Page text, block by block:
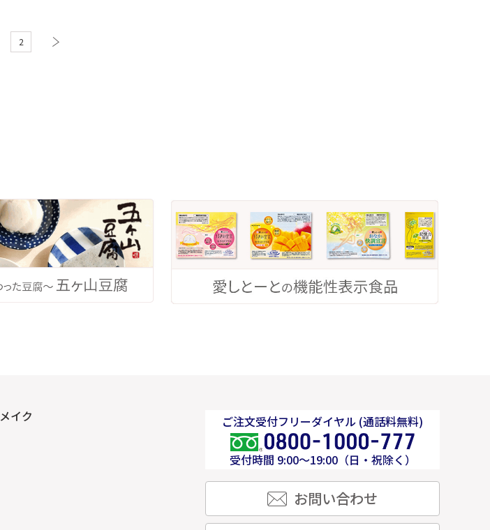
2
ご注文受付フリーダイヤル (通話料無料)
受付時間 9:00～19:00（日・祝除く）
お問い合わせ
メイク